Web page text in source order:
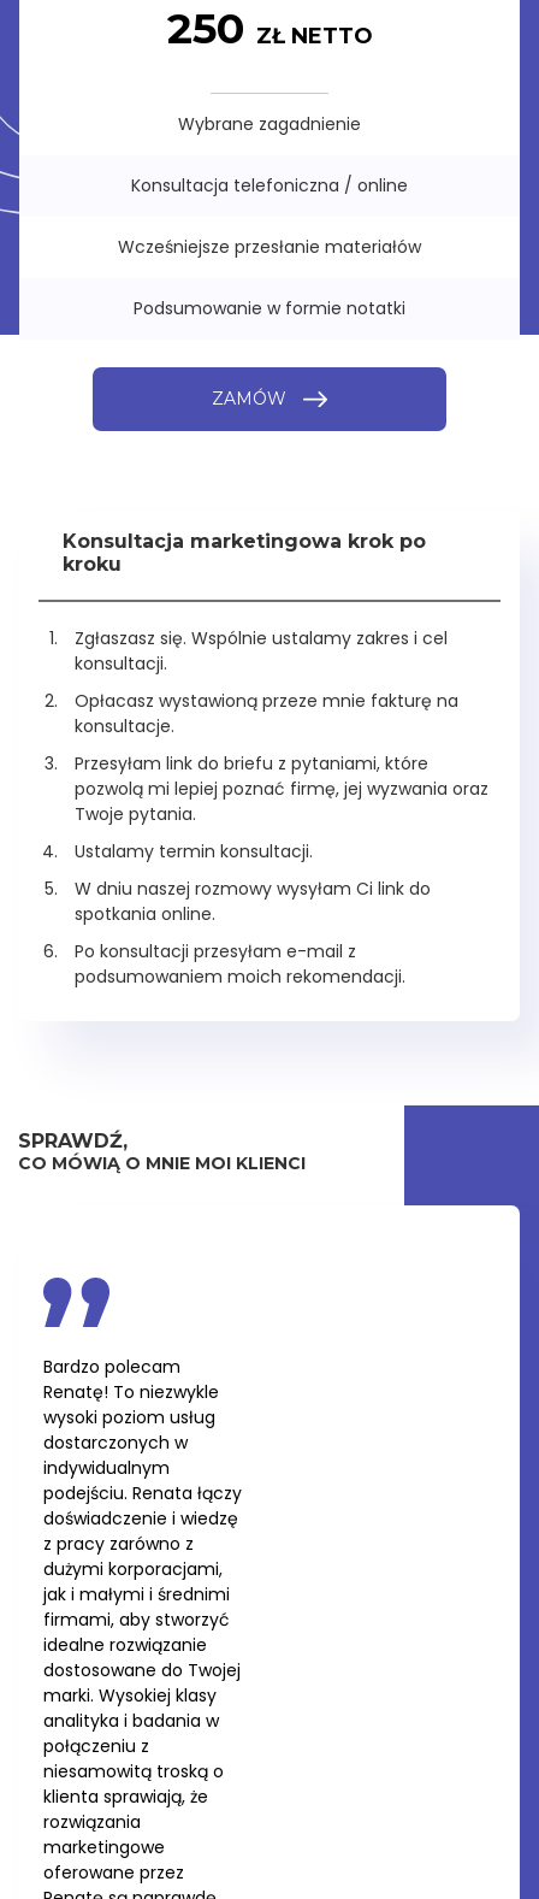
250 ZŁ NETTO
Wybrane zagadnienie
Konsultacja telefoniczna / online
Wcześniejsze przesłanie materiałów
Podsumowanie w formie notatki
ZAMÓW
Konsultacja marketingowa krok po
kroku
Zgłaszasz się. Wspólnie ustalamy zakres i cel
konsultacji.
Opłacasz wystawioną przeze mnie fakturę na
konsultacje.
Przesyłam link do briefu z pytaniami, które
pozwolą mi lepiej poznać firmę, jej wyzwania oraz
Twoje pytania.
Ustalamy termin konsultacji.
W dniu naszej rozmowy wysyłam Ci link do
spotkania online.
Po konsultacji przesyłam e-mail z
podsumowaniem moich rekomendacji.
SPRAWDŹ,
CO MÓWIĄ O MNIE MOI KLIENCI
Bardzo polecam
Renatę! To niezwykle
wysoki poziom usług
dostarczonych w
indywidualnym
podejściu. Renata łączy
doświadczenie i wiedzę
z pracy zarówno z
dużymi korporacjami,
jak i małymi i średnimi
firmami, aby stworzyć
idealne rozwiązanie
dostosowane do Twojej
marki. Wysokiej klasy
analityka i badania w
połączeniu z
niesamowitą troską o
klienta sprawiają, że
rozwiązania
marketingowe
oferowane przez